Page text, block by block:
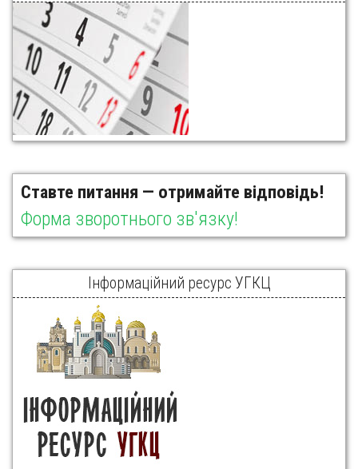
Ставте питання — отримайте відповідь!
Форма зворотнього зв'язку!
Інформаційний ресурс УГКЦ